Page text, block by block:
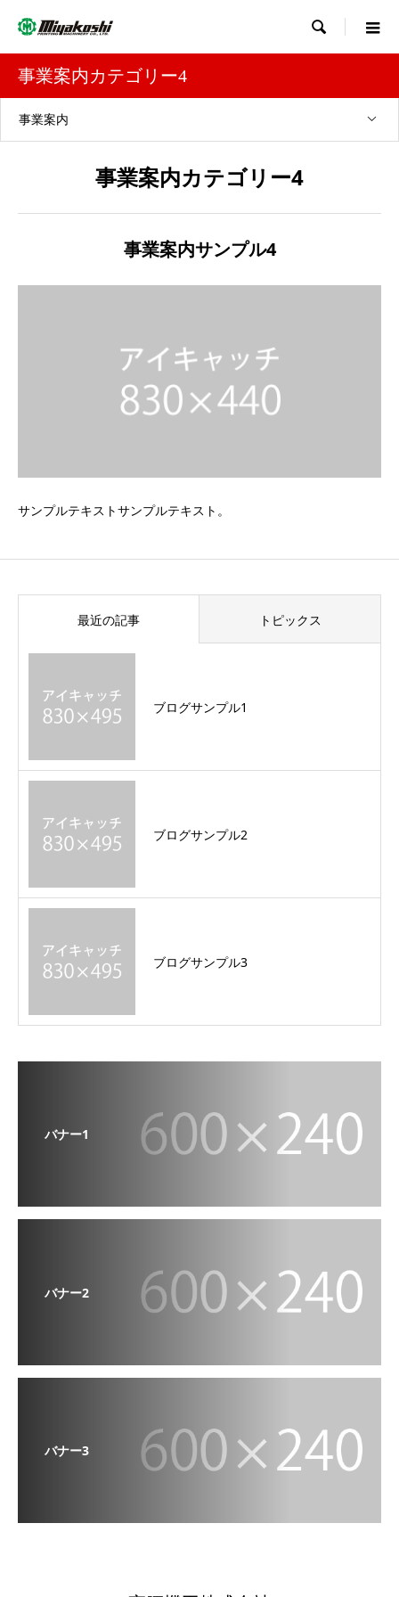

事業案内カテゴリー4
事業案内
事業案内カテゴリー4
事業案内サンプル4
サンプルテキストサンプルテキスト。
最近の記事 トピックス
ブログサンプル1
ブログサンプル2
ブログサンプル3
バナー1
バナー2
バナー3